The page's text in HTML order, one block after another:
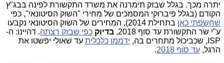
יתרה מכך. בגלל שבזק תימרנה את משרד התקשורת לפינה בבג"ץ
הקודם (בגלל פיברוקי המסמכים של מחירי "השוק הסיטונאי", כפי
שחשפתי כאן
בתחילת 2014), המחירים של השוק הסיטונאי נקבעו
ע"י שר התקשורת עד סוף 2018,
בדיוק כפי שבזק רצתה. דהיינו: ה-
ISP, שכביכול מתחרים בה,
ידממו כלכלית עד שאולי יפשטו את
הרגל, עד סוף 2018 .